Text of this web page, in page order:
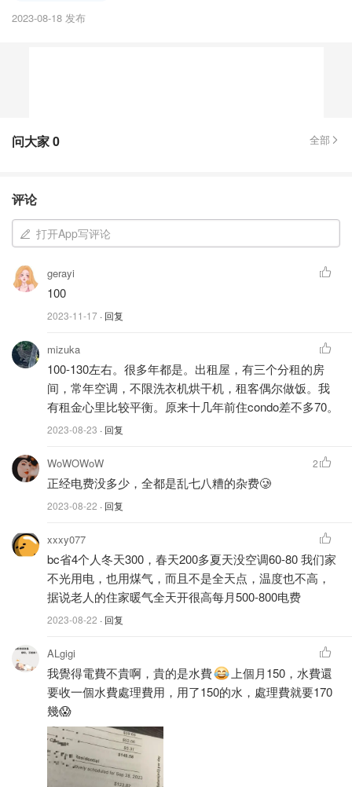
2023-08-18 发布
问大家0 全部
评论
打开App写评论
gerayi
100
2023-11-17 · 回复
mizuka
100-130左右。很多年都是。出租屋，有三个分租的房
间，常年空调，不限洗衣机烘干机，租客偶尔做饭。我
有租金心里比较平衡。原来十几年前住condo差不多70。
2023-08-23 · 回复
WoWOWoW
正经电费没多少，全都是乱七八糟的杂费🥲
2023-08-22 · 回复
2
xxxy077
bc省4个人冬天300，春天200多夏天没空调60-80 我们家
不光用电，也用煤气，而且不是全天点，温度也不高，
据说老人的住家暖气全天开很高每月500-800电费
2023-08-22 · 回复
ALgigi
我覺得電費不貴啊，貴的是水費
上個月150，水費還
要收一個水費處理費用，用了150的水，處理費就要170
幾😱